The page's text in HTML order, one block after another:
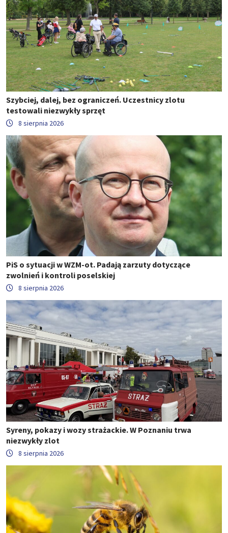
Szybciej, dalej, bez ograniczeń. Uczestnicy zlotu
testowali niezwykły sprzęt
8 sierpnia 2026
PiS o sytuacji w WZM-ot. Padają zarzuty dotyczące
zwolnień i kontroli poselskiej
8 sierpnia 2026
Syreny, pokazy i wozy strażackie. W Poznaniu trwa
niezwykły zlot
8 sierpnia 2026